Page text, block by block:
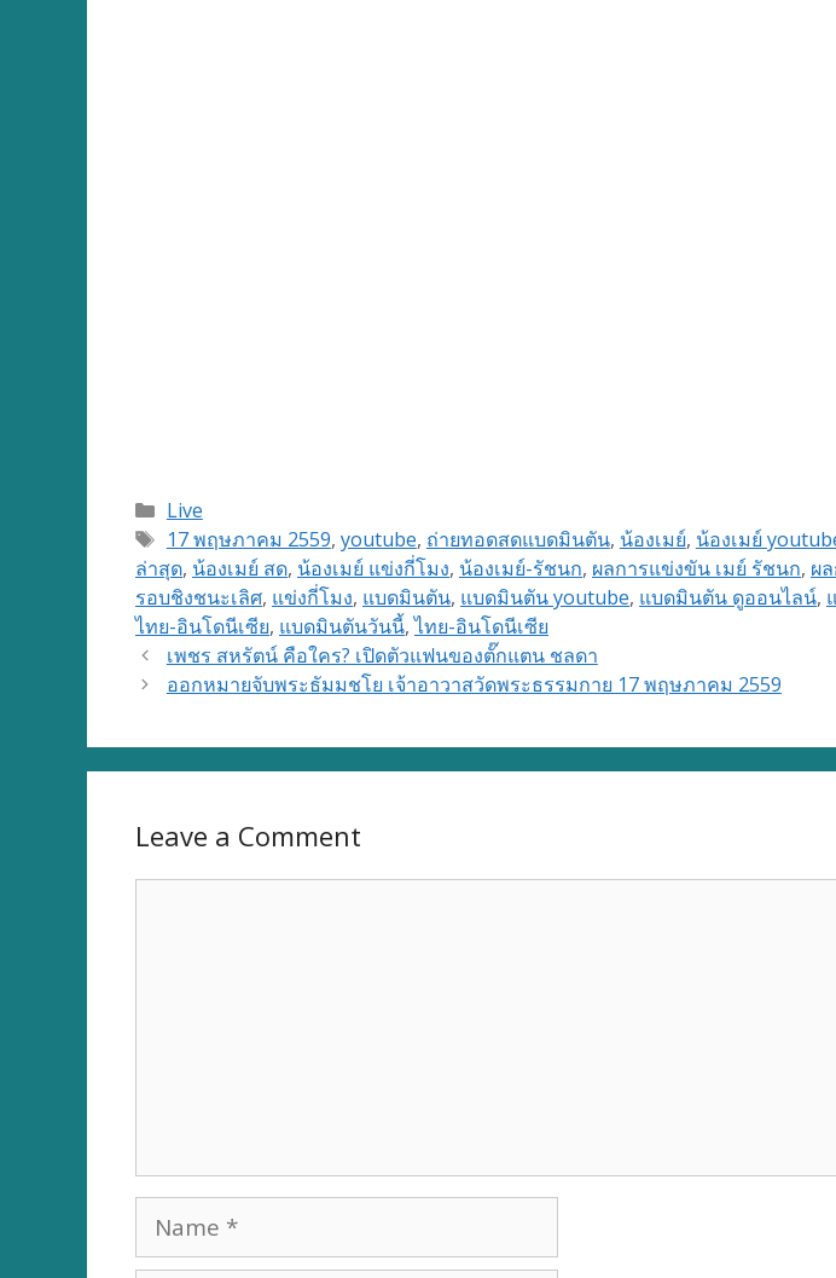
Categories
Live
Tags
17 พฤษภาคม 2559, youtube, ถ่ายทอดสดแบดมินตัน, น้องเมย์, น้องเมย์
ล่าสุด, น้องเมย์ สด, น้องเมย์ แข่งกี่โมง, น้องเมย์-รัชนก, ผลการแข่งขัน เมย์ รัชนก, ผ
รอบชิงชนะเลิศ, แข่งกี่โมง, แบดมินตัน, แบดมินตัน youtube, แบดมินตัน ดูออนไลน์,
ไทย-อินโดนีเซีย, แบดมินตันวันนี้,ไทย-อินโดนีเซีย
เพชร สหรัตน์ คือใคร? เปิดตัวแฟนของตั๊กแตน ชลดา
ออกหมายจับพระธัมมชโย เจ้าอาวาสวัดพระธรรมกาย 17 พฤษภาคม 2559
Leave a Comment
Name